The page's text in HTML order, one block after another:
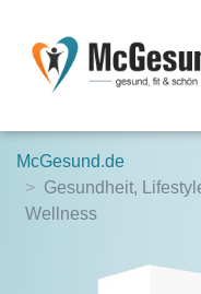
McGesund.de
Gesundheit,
Wellness